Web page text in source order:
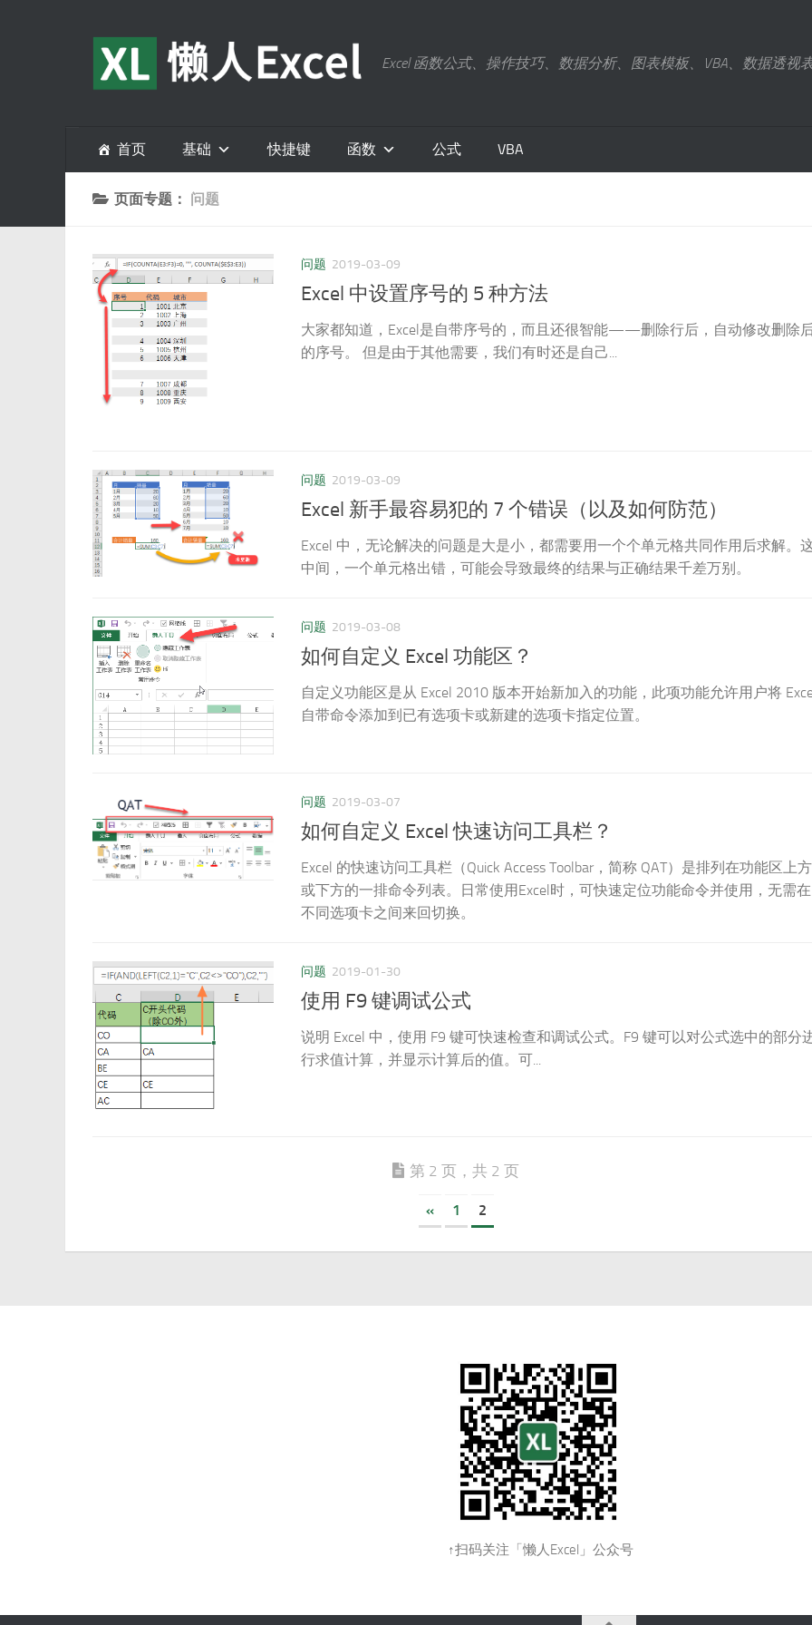
Excel 函数公式、操作技巧、数据分析、图表模板、VBA、数据透视
首页 基础 快捷键 函数 公式 VBA
页面专题： 问题
问题 2019-03-09
Excel 中设置序号的 5 种方法
大家都知道，Excel是自带序号的，而且还很智能——删除行后，自动修改删除
的序号。 但是由于其他需要，我们有时还是自己...
问题 2019-03-09
Excel 新手最容易犯的 7 个错误（以及如何防范）
Excel 中，无论解决的问题是大是小，都需要用一个个单元格共同作用后求解。
中间，一个单元格出错，可能会导致最终的结果与正确结果千差万别。
问题 2019-03-08
如何自定义 Excel 功能区？
自定义功能区是从 Excel 2010 版本开始新加入的功能，此项功能允许用户将
自带命令添加到已有选项卡或新建的选项卡指定位置。
问题 2019-03-07
如何自定义 Excel 快速访问工具栏？
Excel 的快速访问工具栏（Quick Access Toolbar，简称 QAT）是排列在功能区上方
或下方的一排命令列表。日常使用Excel时，可快速定位功能命令并使用，无需在
不同选项卡之间来回切换。
问题 2019-01-30
使用 F9 键调试公式
说明 Excel 中，使用 F9 键可快速检查和调试公式。F9 键可以对公式选中的部分
行求值计算，并显示计算后的值。可...
第 2 页，共 2 页
« 1 2
↑扫码关注「懒人Excel」公众号